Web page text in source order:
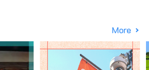
More